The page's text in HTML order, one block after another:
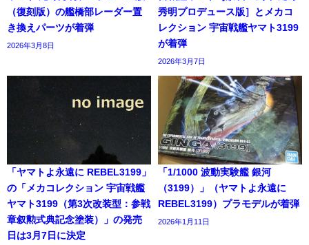
（復刻版）の艦橋部レーダー置
き換えパーツが着弾
2026年3月8日
秀明プロデュース版］とメカコ
レクション 宇宙戦艦ヤマト3199
が着弾
2026年3月7日
「ヤマトよ永遠に REBEL3199」
の「メカコレクション 宇宙戦艦
ヤマト3199（第3次改装型：参戦
章叙勲式典記念塗装）」の発売
日は3月7日に決定
「1/1000 波動実験艦 銀河
（3199）」（ヤマトよ永遠に
REBEL3199）プラモデルが着弾
2026年1月11日